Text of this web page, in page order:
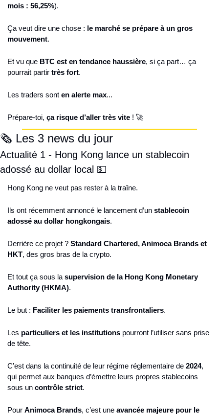
mois : 56,25%).
Ça veut dire une chose : le marché se prépare à un gros
mouvement.
Et vu que BTC est en tendance haussière, si ça part… ça
pourrait partir très fort.
Les traders sont en alerte max...
Prépare-toi, ça risque d’aller très vite ! 🚀
🗞️ Les 3 news du jour
Actualité 1 - Hong Kong lance un stablecoin
adossé au dollar local 💵
Hong Kong ne veut pas rester à la traîne.
Ils ont récemment annoncé le lancement d’un stablecoin
adossé au dollar hongkongais.
Derrière ce projet ? Standard Chartered, Animoca Brands et
HKT, des gros bras de la crypto.
Et tout ça sous la supervision de la Hong Kong Monetary
Authority (HKMA).
Le but : Faciliter les paiements transfrontaliers.
Les particuliers et les institutions pourront l’utiliser sans prise
de tête.
C’est dans la continuité de leur régime réglementaire de 2024,
qui permet aux banques d’émettre leurs propres stablecoins
sous un contrôle strict.
Pour Animoca Brands, c’est une avancée majeure pour le